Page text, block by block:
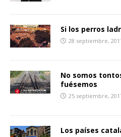
Si los perros
28 septiembre,
No somos
fuésemos
25 septiembre,
Los países